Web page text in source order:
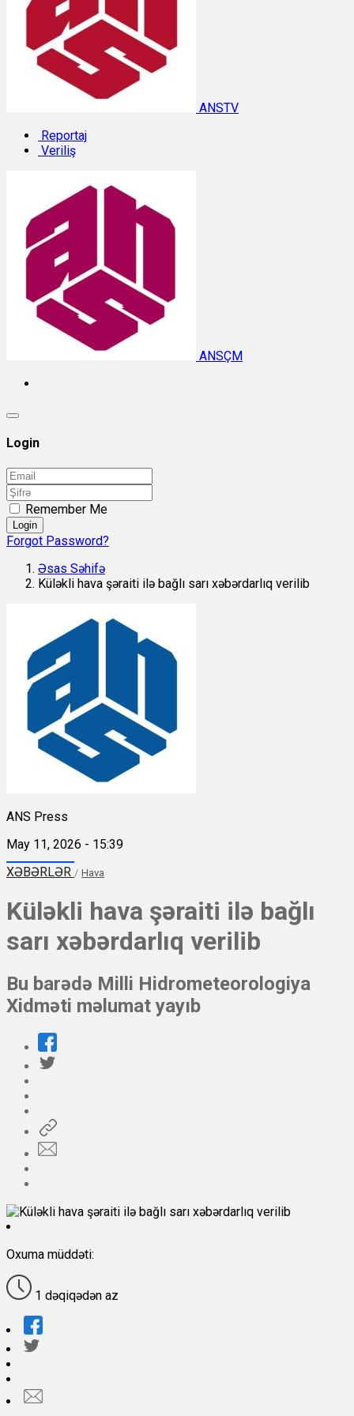
ANSTV
Reportaj
Veriliş
ANSÇM
Login
Remember Me
Login
Forgot Password?
Əsas Səhifə
Küləkli hava şəraiti ilə bağlı sarı xəbərdarlıq verilib
ANS Press
May 11, 2026 - 15:39
XƏBƏRLƏR / Hava
Küləkli hava şəraiti ilə bağlı
sarı xəbərdarlıq verilib
Bu barədə Milli Hidrometeorologiya
Xidməti məlumat yayıb
Oxuma müddəti:
1 dəqiqədən az